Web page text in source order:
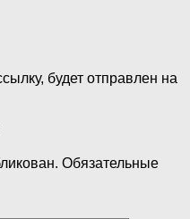
будет отправлен на
Обязательные